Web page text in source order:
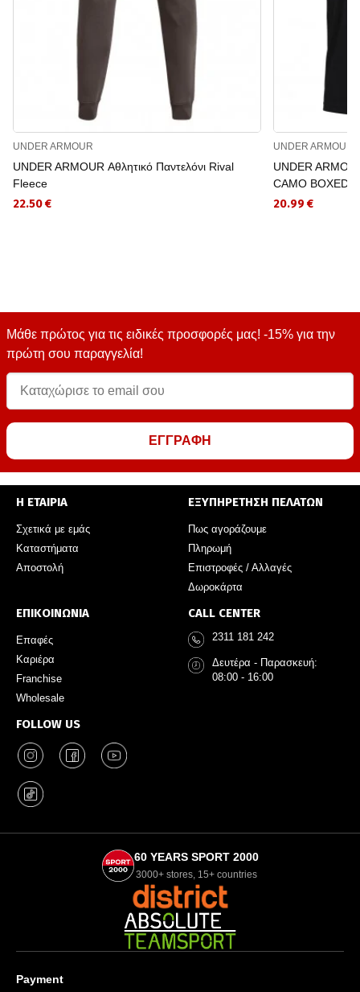
UNDER ARMOUR
UNDER ARMOUR Αθλητικό Παντελόνι Rival
Fleece
22.50 €
UNDER ARMOUR
UNDER
CAMO BOXED
20.99 €
Μάθε πρώτος για τις ειδικές προσφορές μας! -15% για την
πρώτη σου παραγγελία!
ΕΓΓΡΑΦΗ
Η ΕΤΑΙΡΙΑ
Σχετικά με εμάς
Καταστήματα
Αποστολή
ΕΞΥΠΗΡΕΤΗΣΗ ΠΕΛΑΤΩΝ
Πως αγοράζουμε
Πληρωμή
Επιστροφές / Αλλαγές
Δωροκάρτα
ΕΠΙΚΟΙΝΩΝΙΑ
Επαφές
Καριέρα
Franchise
Wholesale
FOLLOW US
CALL CENTER
2311 181 242
Δευτέρα - Παρασκευή:
08:00 - 16:00
60 YEARS SPORT 2000
3000+ stores, 15+ countries
Payment